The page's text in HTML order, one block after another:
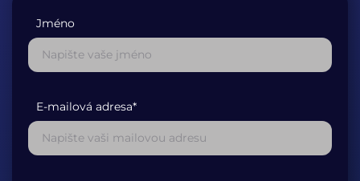
Jméno
E-mailová adresa*